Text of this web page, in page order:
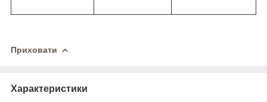
Приховати
Характеристики